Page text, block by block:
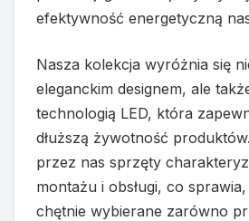
efektywność energetyczną
Nasza kolekcja wyróżnia się
eleganckim designem, ale
technologią LED, która
dłuższą żywotność
przez nas sprzęty
montażu i obsługi, co
chętnie wybierane zarówno